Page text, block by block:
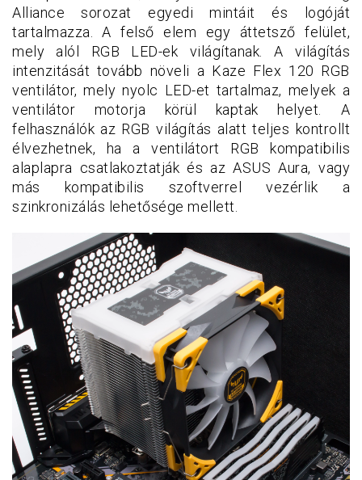
Alliance sorozat egyedi mintáit és logóját
tartalmazza. A felső elem egy áttetsző felület,
mely alól RGB LED-ek világítanak. A világítás
intenzitását tovább növeli a Kaze Flex 120 RGB
ventilátor, mely nyolc LED-et tartalmaz, melyek a
ventilátor motorja körül kaptak helyet. A
felhasználók az RGB világítás alatt teljes kontrollt
élvezhetnek, ha a ventilátort RGB kompatibilis
alaplapra csatlakoztatják és az ASUS Aura, vagy
más kompatibilis szoftverrel vezérlik a
szinkronizálás lehetősége mellett.